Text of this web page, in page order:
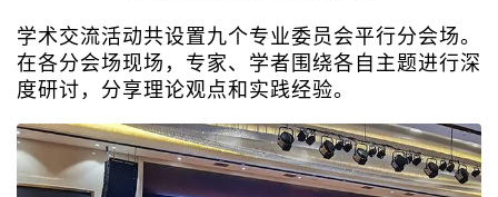
学术交流活动共设置九个专业委员会平行分会场。
在各分会场现场，专家、学者围绕各自主题进行深
度研讨，分享理论观点和实践经验。